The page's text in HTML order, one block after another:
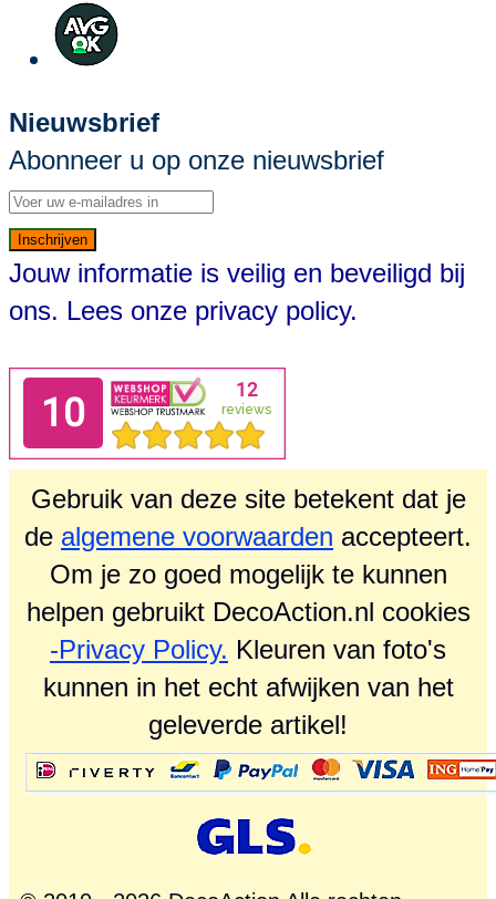
Nieuwsbrief
Abonneer u op onze nieuwsbrief
Inschrijven
Jouw informatie is veilig en beveiligd bij
ons. Lees onze privacy policy.
Gebruik van deze site betekent dat je
de algemene voorwaarden accepteert.
Om je zo goed mogelijk te kunnen
helpen gebruikt DecoAction.nl cookies
-Privacy Policy. Kleuren van foto's
kunnen in het echt afwijken van het
geleverde artikel!